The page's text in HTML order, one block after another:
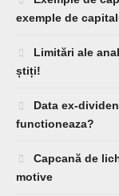
exemple de
Limitări ale
știți!
Data ex-
functioneaza?
Capcană de
motive